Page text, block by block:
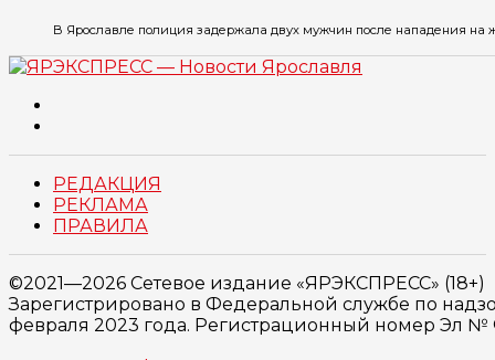
В Ярославле полиция задержала двух мужчин после нападения на
РЕДАКЦИЯ
РЕКЛАМА
ПРАВИЛА
©2021—2026 Сетевое издание «ЯРЭКСПРЕСС» (18+)
Зарегистрировано в Федеральной службе по
февраля 2023 года. Регистрационный номер Эл №